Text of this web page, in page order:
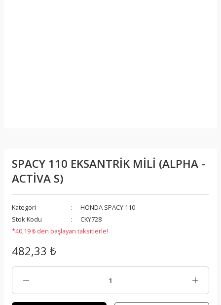
SPACY 110 EKSANTRİK MİLİ (ALPHA -
ACTİVA S)
Kategori
HONDA SPACY 110
Stok Kodu
CKY728
*40,19 ₺ den başlayan taksitlerle!
482,33 ₺